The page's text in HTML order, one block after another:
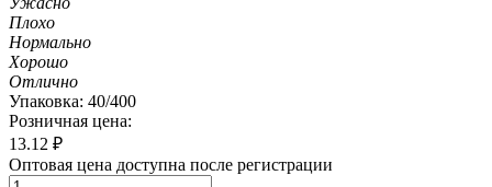
Плохо
Нормально
Хорошо
Отлично
Упаковка: 40/400
Розничная цена:
13.12 ₽
Оптовая цена доступна после регистрации